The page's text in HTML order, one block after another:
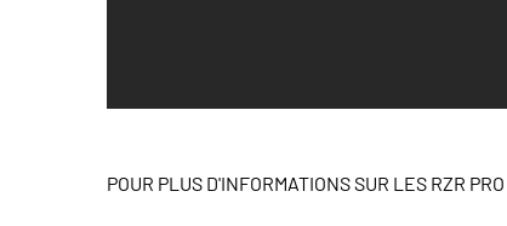
POUR PLUS D'INFORMATIONS SUR LES RZR